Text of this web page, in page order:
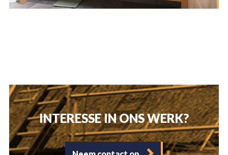
INTERESSE IN ONS WERK?
DIENSTEN
ONDERHOUD
INTERIEURBOUW
CONTACT